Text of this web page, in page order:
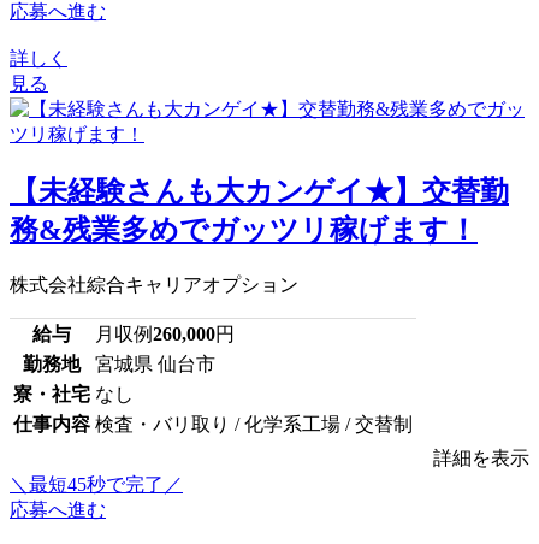
応募へ進む
詳しく
見る
【未経験さんも大カンゲイ★】交替勤
務&残業多めでガッツリ稼げます！
株式会社綜合キャリアオプション
給与 月収例260,000円
勤務地
宮城県 仙台市
寮・社宅 なし
仕事内容 検査・バリ取り / 化学系工場 / 交替制
詳細を表示
＼最短45秒で完了／
応募へ進む